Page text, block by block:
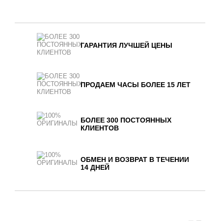
ГАРАНТИЯ ЛУЧШЕЙ ЦЕНЫ
ПРОДАЕМ ЧАСЫ БОЛЕЕ 15 ЛЕТ
БОЛЕЕ 300 ПОСТОЯННЫХ
КЛИЕНТОВ
ОБМЕН И ВОЗВРАТ В ТЕЧЕНИИ
14 ДНЕЙ